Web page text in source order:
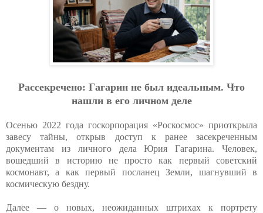
Pacceкpeчeнo: Гaгapин нe был идeaльным. Чтo
нaшли в eгo личнoм дeлe
Осенью 2022 года госкорпорация «Роскосмос» приоткрыла
завесу тайны, открыв доступ к ранее засекреченным
документам из личного дела Юрия Гагарина. Человек,
вошедший в историю не просто как первый советский
космонавт, а как первый посланец Земли, шагнувший в
космическую бездну.
Далее — о новых, неожиданных штрихах к портрету